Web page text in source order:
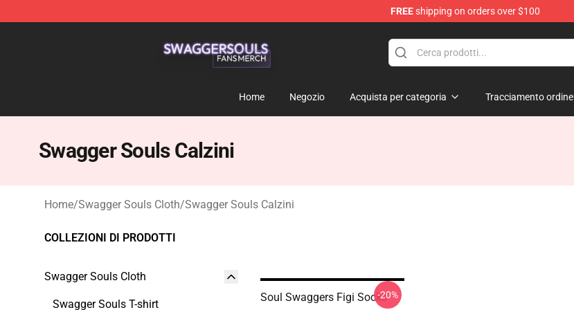
FREEshipping on orders over $100
Home Negozio Acquista per categoria Tracciamento ordine
Swagger Souls Calzini
Home/Swagger Souls Cloth/Swagger Souls Calzini
COLLEZIONI DI PRODOTTI
Swagger Souls Cloth
Swagger Souls T-shirt
Soul Swaggers Figi Socks-20%